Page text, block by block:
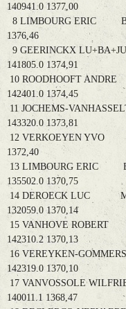
140941.0 1377,00
8 LIMBOURG ERIC
1376,46
9 GEERINCKX
141805.0 1374,91
10 ROODHOOFT
142401.0 1374,45
11 JOCHEMS-
143320.0 1373,81
12 VERKOEYEN YVO
1372,40
13 LIMBOURG ERIC
135502.0 1370,75
14 DEROECK LUC
132059.0 1370,14
15 VANHOVE
142310.2 1370,13
16 VEREYKEN-
142319.0 1370,10
17 VANVOSSOLE
140011.1 1368,47